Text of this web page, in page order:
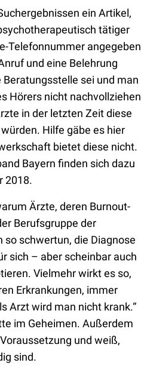
ein Artikel,
tätiger
Telefonnummer angegeben
und eine Belehrung
sei und man
Hörers nicht nachvollziehen
in der letzten Zeit diese
Hilfe gäbe es hier
bietet diese nicht.
Bayern finden sich dazu
2018.
Ärzte, deren Burnout-
Berufsgruppe der
so schwertun, die Diagnose
sich – aber scheinbar auch
Vielmehr wirkt es so,
Erkrankungen, immer
Arzt wird man nicht krank.“
im Geheimen. Außerdem
und weiß,
sind.